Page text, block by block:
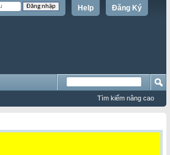
Đăng Ký
Help
Tìm kiếm nâng cao